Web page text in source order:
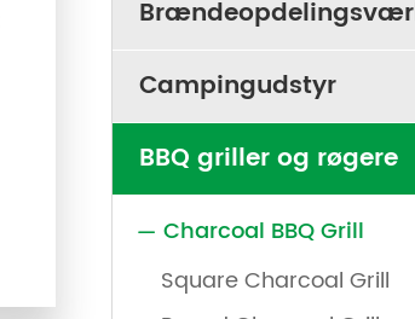
Campingudstyr
BBQ griller og røgere
 Charcoal BBQ Grill
Square Charcoal Grill